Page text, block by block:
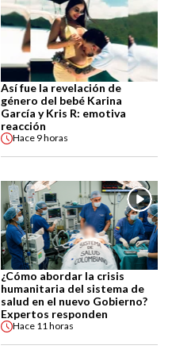
Así fue la revelación de
género del bebé Karina
García y Kris R: emotiva
reacción
Hace 9 horas
¿Cómo abordar la crisis
humanitaria del sistema de
salud en el nuevo Gobierno?
Expertos responden
Hace 11 horas